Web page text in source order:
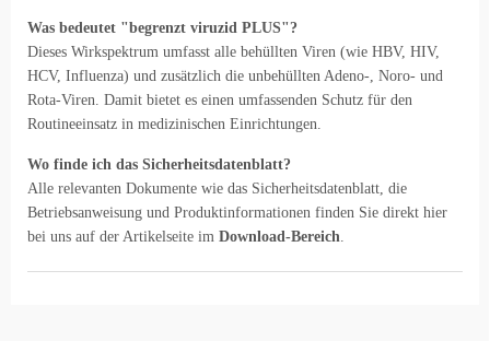
Was bedeutet "begrenzt viruzid PLUS"?
Dieses Wirkspektrum umfasst alle behüllten Viren (wie HBV, HIV,
HCV, Influenza) und zusätzlich die unbehüllten Adeno-, Noro- und
Rota-Viren. Damit bietet es einen umfassenden Schutz für den
Routineeinsatz in medizinischen Einrichtungen.
Wo finde ich das Sicherheitsdatenblatt?
Alle relevanten Dokumente wie das Sicherheitsdatenblatt, die
Betriebsanweisung und Produktinformationen finden Sie direkt hier
bei uns auf der Artikelseite im Download-Bereich